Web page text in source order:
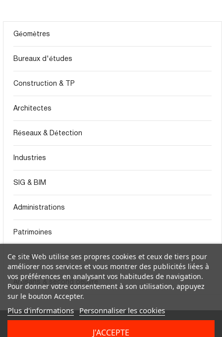
Géomètres
Bureaux d'études
Construction & TP
Architectes
Réseaux & Détection
Industries
SIG & BIM
Administrations
Patrimoines
immobilier
Artisans & second oeuvre

Ce site Web utilise ses propres cookies et ceux de tiers pour
améliorer nos services et vous montrer des publicités liées à
vos préférences en analysant vos habitudes de navigation.
Pour donner votre consentement à son utilisation, appuyez
sur le bouton Accepter.
Plus d'informations Personnaliser les cookies
J'ACCEPTE